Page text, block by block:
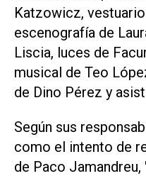
Katzowicz,
escenografía de
Liscia, luces de
musical de Teo
de Dino Pérez y
Según sus
como el intento de
de Paco Jamandreu,